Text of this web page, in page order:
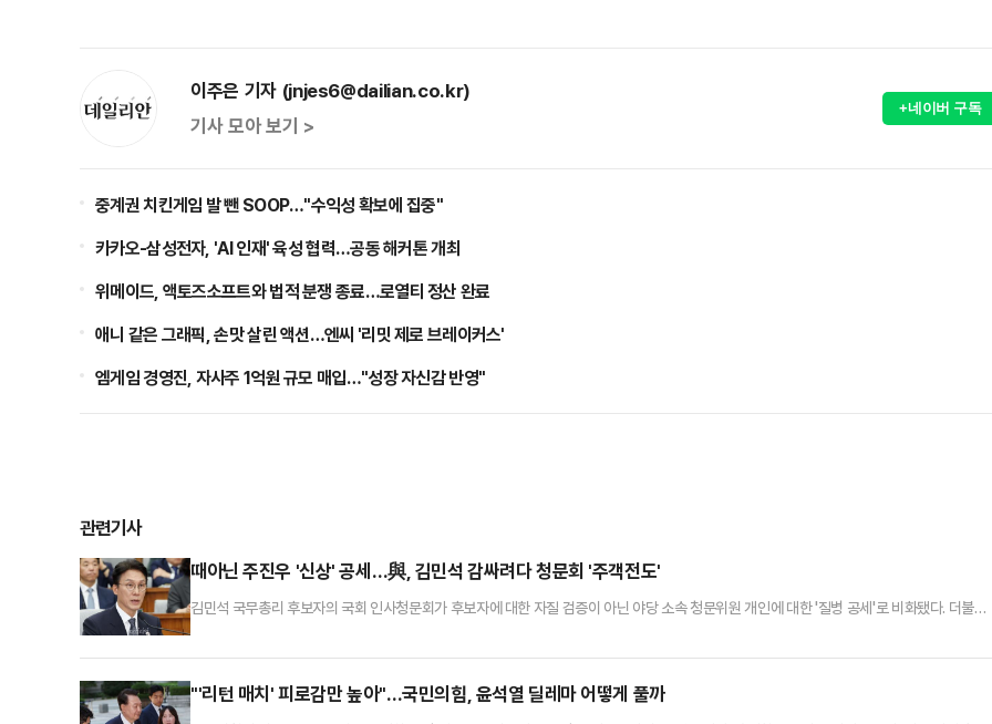
이주은 기자 (jnjes6@dailian.co.kr)
기사 모아 보기 >
+네이버 구독
중계권 치킨게임 발 뺀 SOOP…"수익성 확보에 집중"
카카오-삼성전자, 'AI 인재' 육성 협력…공동 해커톤 개최
위메이드, 액토즈소프트와 법적 분쟁 종료…로열티 정산 완료
애니 같은 그래픽, 손맛 살린 액션…엔씨 '리밋 제로 브레이커스'
엠게임 경영진, 자사주 1억원 규모 매입…"성장 자신감 반영"
관련기사
때아닌 주진우 '신상' 공세…與, 김민석 감싸려다 청문회 '주객전도'
김민석 국무총리 후보자의 국회 인사청문회가 후보자에 대한 자질 검증이 아닌 야당 소속 청문위원 개인에 대한 '질병 공세'로 비화됐다. 더불어
판이 나온다.박선원 민주당 의원은 24일 국회에서 열린 김 후보자 인사청문회에서 주진우 국민의힘 의원의 병역 면제 사유가 된 '급성 간염'을
"'리턴 매치' 피로감만 높아"…국민의힘, 윤석열 딜레마 어떻게 풀까